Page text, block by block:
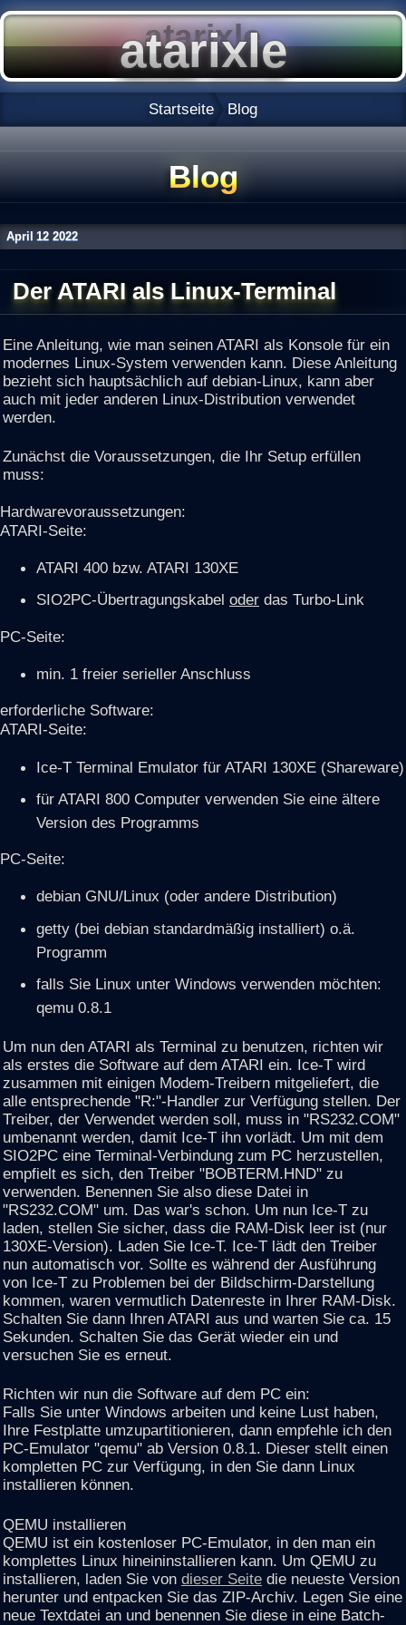
Startseite Blog
Blog
April 12 2022
Der ATARI als Linux-Terminal
Eine Anleitung, wie man seinen ATARI als Konsole für ein
modernes Linux-System verwenden kann. Diese Anleitung
bezieht sich hauptsächlich auf debian-Linux, kann aber
auch mit jeder anderen Linux-Distribution verwendet
werden.
Zunächst die Voraussetzungen, die Ihr Setup erfüllen
muss:
Hardwarevoraussetzungen:
ATARI-Seite:
ATARI 400 bzw. ATARI 130XE
SIO2PC-Übertragungskabel oder das Turbo-Link
PC-Seite:
min. 1 freier serieller Anschluss
erforderliche Software:
ATARI-Seite:
Ice-T Terminal Emulator für ATARI 130XE (Shareware)
für ATARI 800 Computer verwenden Sie eine ältere
Version des Programms
PC-Seite:
debian GNU/Linux (oder andere Distribution)
getty (bei debian standardmäßig installiert) o.ä.
Programm
falls Sie Linux unter Windows verwenden möchten:
qemu 0.8.1
Um nun den ATARI als Terminal zu benutzen, richten wir
als erstes die Software auf dem ATARI ein. Ice-T wird
zusammen mit einigen Modem-Treibern mitgeliefert, die
alle entsprechende "R:"-Handler zur Verfügung stellen. Der
Treiber, der Verwendet werden soll, muss in "RS232.COM"
umbenannt werden, damit Ice-T ihn vorlädt. Um mit dem
SIO2PC eine Terminal-Verbindung zum PC herzustellen,
empfielt es sich, den Treiber "BOBTERM.HND" zu
verwenden. Benennen Sie also diese Datei in
"RS232.COM" um. Das war's schon. Um nun Ice-T zu
laden, stellen Sie sicher, dass die RAM-Disk leer ist (nur
130XE-Version). Laden Sie Ice-T. Ice-T lädt den Treiber
nun automatisch vor. Sollte es während der Ausführung
von Ice-T zu Problemen bei der Bildschirm-Darstellung
kommen, waren vermutlich Datenreste in Ihrer RAM-Disk.
Schalten Sie dann Ihren ATARI aus und warten Sie ca. 15
Sekunden. Schalten Sie das Gerät wieder ein und
versuchen Sie es erneut.
Richten wir nun die Software auf dem PC ein:
Falls Sie unter Windows arbeiten und keine Lust haben,
Ihre Festplatte umzupartitionieren, dann empfehle ich den
PC-Emulator "qemu" ab Version 0.8.1. Dieser stellt einen
kompletten PC zur Verfügung, in den Sie dann Linux
installieren können.
QEMU installieren
QEMU ist ein kostenloser PC-Emulator, in den man ein
komplettes Linux hineininstallieren kann. Um QEMU zu
installieren, laden Sie von dieser Seite die neueste Version
herunter und entpacken Sie das ZIP-Archiv. Legen Sie eine
neue Textdatei an und benennen Sie diese in eine Batch-